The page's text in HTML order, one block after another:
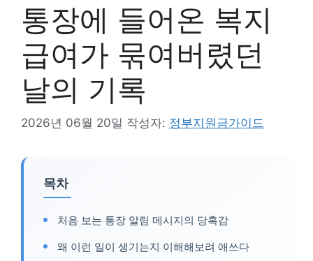
통장에 들어온 복지
급여가 묶여버렸던
날의 기록
2026년 06월 20일 작성자: 정부지원금가이드
목차
처음 보는 통장 알림 메시지의 당혹감
왜 이런 일이 생기는지 이해해보려 애쓰다